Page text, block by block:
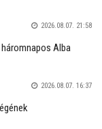
2026.08.07. 21:58
Alba
2026.08.07. 16:37